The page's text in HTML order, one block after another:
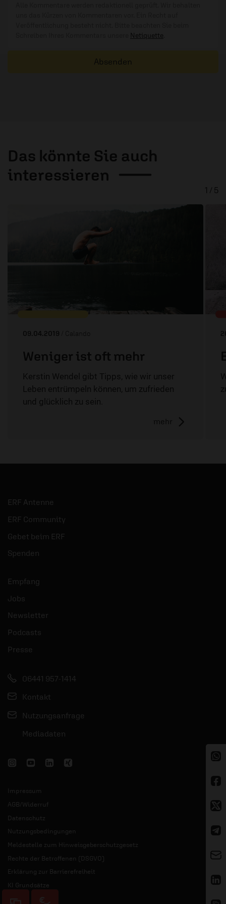
Netiquette
Absenden
Das könnte Sie auch
interessieren
09.04.2019 / Calando
Weniger ist oft mehr
Kerstin Wendel gibt Tipps, wie wir unser
Leben entrümpeln können, um zufrieden
und glücklich zu sein.
mehr
1 / 5
ERF Antenne
ERF Community
Gebet beim ERF
Spenden
Empfang
Jobs
Newsletter
Podcasts
Presse
06441 957-1414
Kontakt
Nutzungsanfrage
Mediadaten
Impressum
AGB/Widerruf
Datenschutz
Nutzungsbedingungen
Meldestelle zum Hinweisgeberschutzgesetz
Rechte der Betroffenen (DSGVO)
Erklärung zur Barrierefreiheit
KI Grundsätze